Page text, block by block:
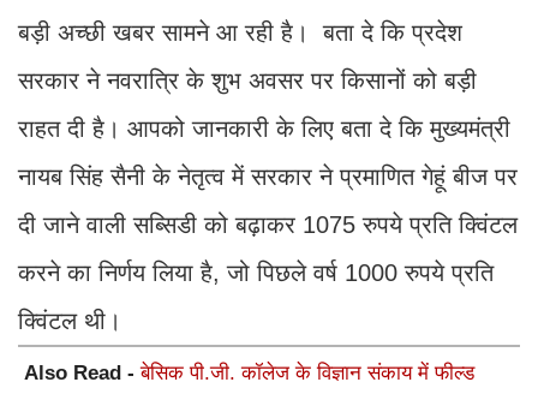
बड़ी अच्छी खबर सामने आ रही है। बता दे कि प्रदेश
सरकार ने नवरात्रि के शुभ अवसर पर किसानों को बड़ी
राहत दी है। आपको जानकारी के लिए बता दे कि मुख्यमंत्री
नायब सिंह सैनी के नेतृत्व में सरकार ने प्रमाणित गेहूं बीज पर
दी जाने वाली सब्सिडी को बढ़ाकर 1075 रुपये प्रति क्विंटल
करने का निर्णय लिया है, जो पिछले वर्ष 1000 रुपये प्रति
क्विंटल थी।
Also Read -बेसिक पी.जी. कॉलेज के विज्ञान संकाय में फील्ड